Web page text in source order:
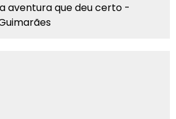
aventura que deu certo -